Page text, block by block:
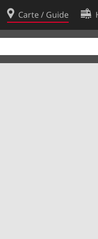
Carte / Guide